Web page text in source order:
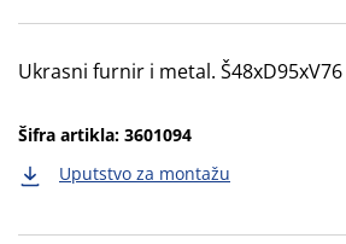
Ukrasni furnir i metal.
Šifra artikla: 3601094
Uputstvo za montažu